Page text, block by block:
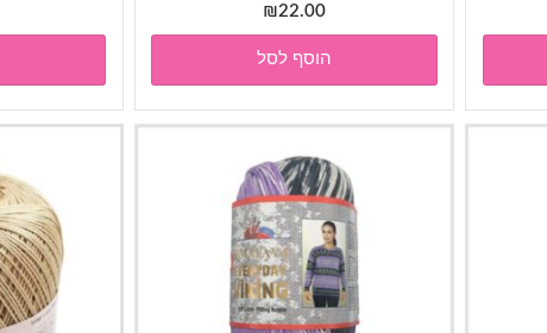
₪22.00
הוסף לסל